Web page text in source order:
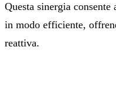
Questa sinergia
in modo efficiente,
reattiva.